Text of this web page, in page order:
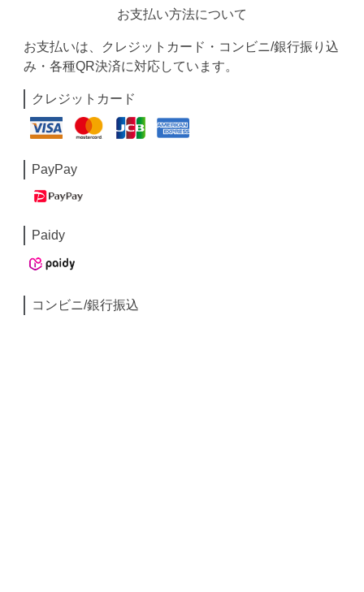
お支払い方法について
お支払いは、クレジットカード・コンビニ/銀行振り込
み・各種QR決済に対応しています。
クレジットカード
PayPay
Paidy
コンビニ/銀行振込